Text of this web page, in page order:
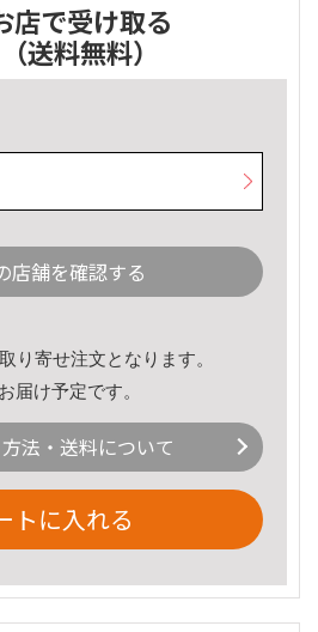
店で受け取る
（送料無料）
店舗を確認する
り寄せ注文となります。
届け予定です。
法・送料について
トに入れる